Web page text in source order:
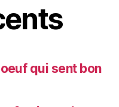
qui sent bon